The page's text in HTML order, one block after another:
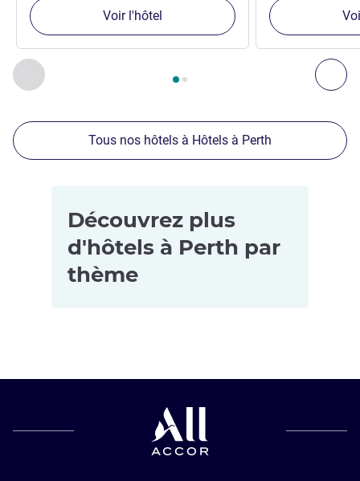
Précédent - Nos autres établissements à proximité
Page , Nos autres établissements à proximité 1 :,
Voir l'hôtel
Tous nos hôtels à Hôtels à Perth
Découvrez plus
d'hôtels à Perth par
thème
Hôtels
4 étoiles à